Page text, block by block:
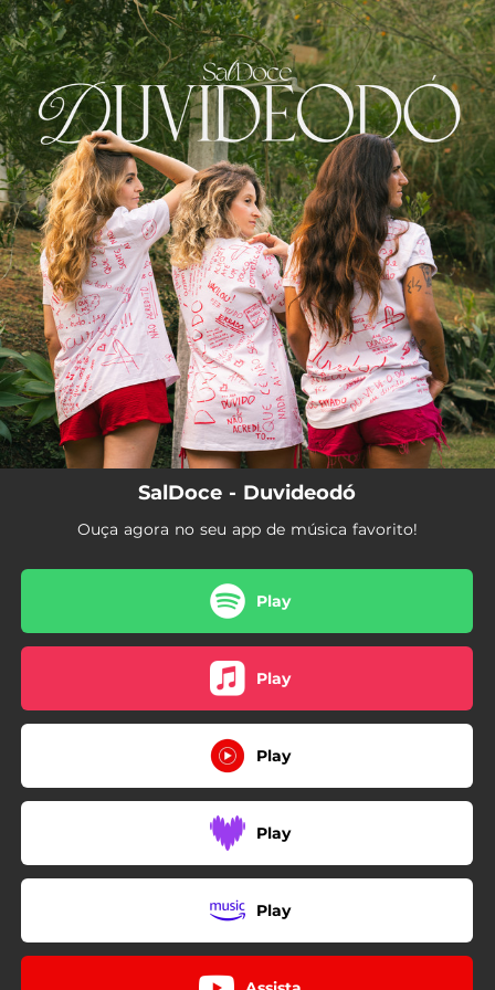
You're all set!
SalDoce - Duvideodó
Ouça agora no seu app de música favorito!
Play
Play
Play
Play
Play
.